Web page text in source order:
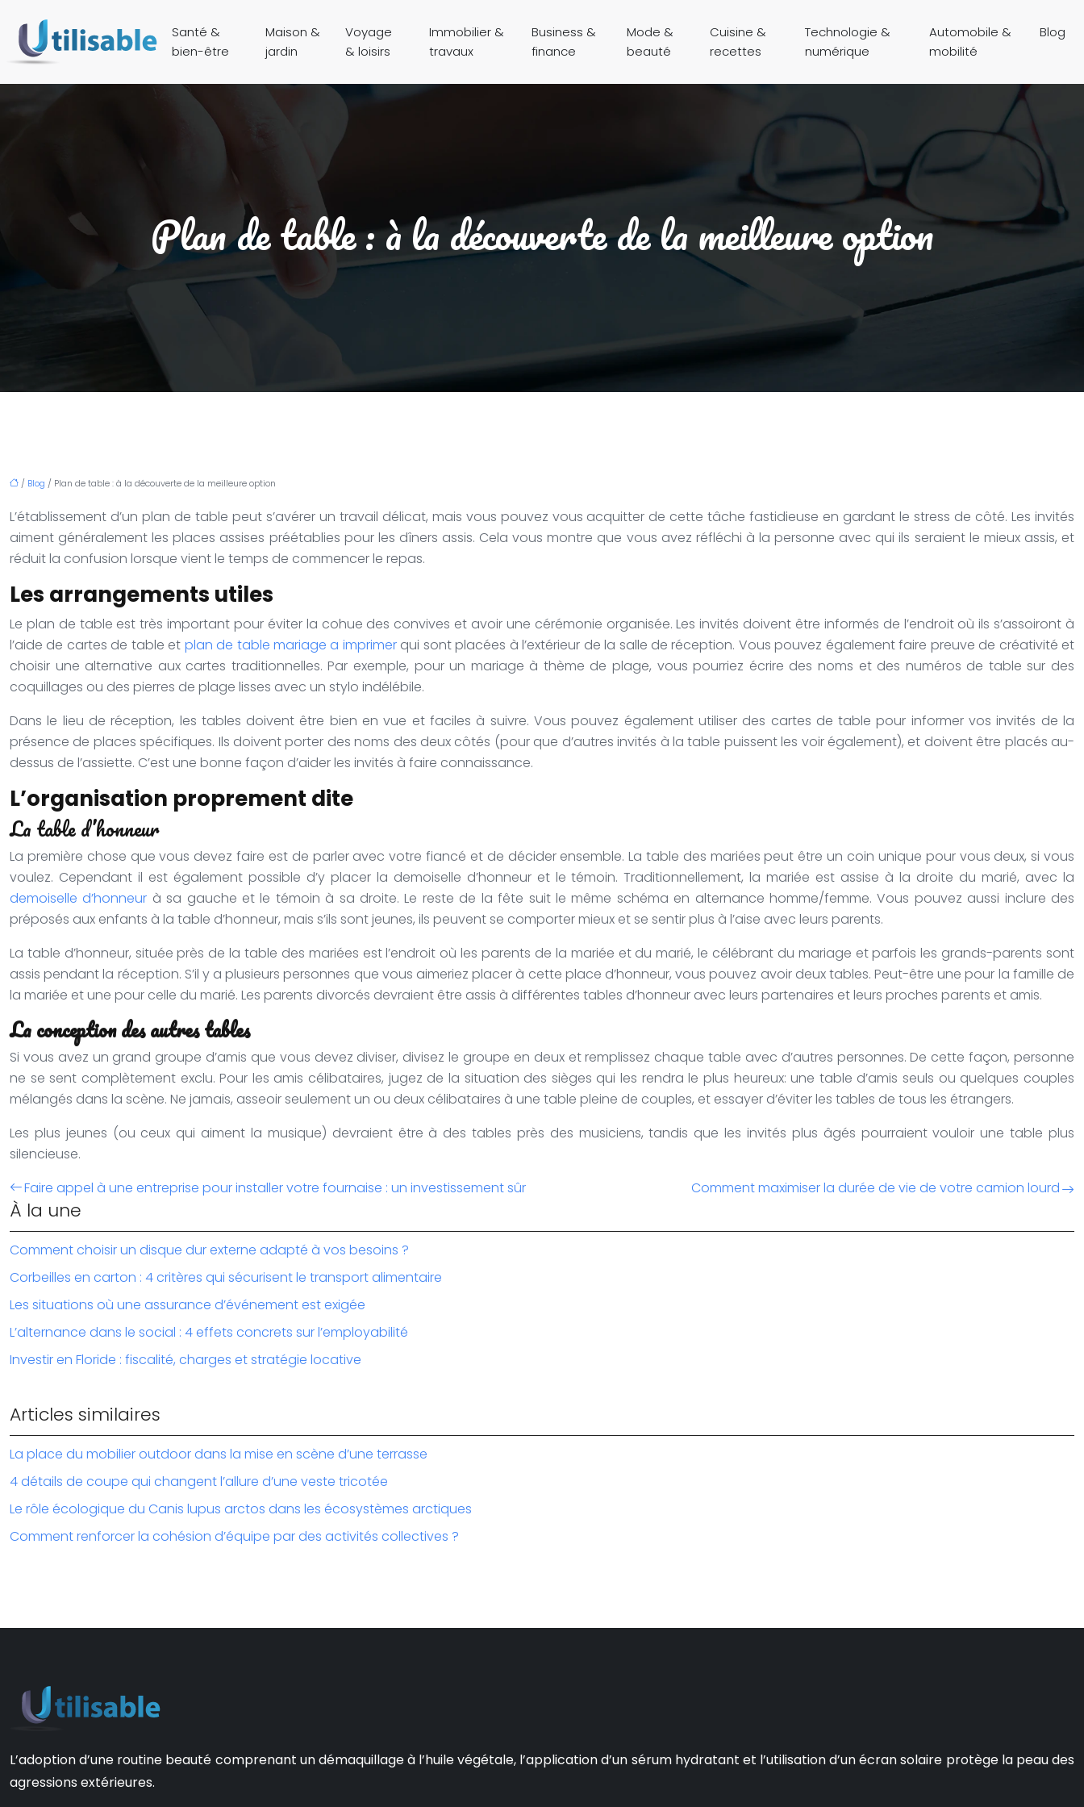
Santé &
bien-être
Maison &
jardin
Voyage
& loisirs
Immobilier &
travaux
Business &
finance
Mode &
beauté
Cuisine &
recettes
Technologie &
numérique
Automobile &
mobilité
Blog
Plan de table : à la découverte de la meilleure option
/ Blog / Plan de table : à la découverte de la meilleure option
L’établissement d’un plan de table peut s’avérer un travail délicat, mais vous pouvez vous acquitter de cette tâche fastidieuse en gardant le stress de côté. Les invités
aiment généralement les places assises préétablies pour les dîners assis. Cela vous montre que vous avez réfléchi à la personne avec qui ils seraient le mieux assis, et
réduit la confusion lorsque vient le temps de commencer le repas.
Les arrangements utiles
Le plan de table est très important pour éviter la cohue des convives et avoir une cérémonie organisée. Les invités doivent être informés de l’endroit où ils s’assoiront à
l’aide de cartes de table et plan de table mariage a imprimerqui sont placées à l’extérieur de la salle de réception. Vous pouvez également faire preuve de créativité et
choisir une alternative aux cartes traditionnelles. Par exemple, pour un mariage à thème de plage, vous pourriez écrire des noms et des numéros de table sur des
coquillages ou des pierres de plage lisses avec un stylo indélébile.
Dans le lieu de réception, les tables doivent être bien en vue et faciles à suivre. Vous pouvez également utiliser des cartes de table pour informer vos invités de la
présence de places spécifiques. Ils doivent porter des noms des deux côtés (pour que d’autres invités à la table puissent les voir également), et doivent être placés au-
dessus de l’assiette. C’est une bonne façon d’aider les invités à faire connaissance.
L’organisation proprement dite
La table d’honneur
La première chose que vous devez faire est de parler avec votre fiancé et de décider ensemble. La table des mariées peut être un coin unique pour vous deux, si vous
voulez. Cependant il est également possible d’y placer la demoiselle d’honneur et le témoin. Traditionnellement, la mariée est assise à la droite du marié, avec la
demoiselle d’honneur à sa gauche et le témoin à sa droite. Le reste de la fête suit le même schéma en alternance homme/femme. Vous pouvez aussi inclure des
préposés aux enfants à la table d’honneur, mais s’ils sont jeunes, ils peuvent se comporter mieux et se sentir plus à l’aise avec leurs parents.
La table d’honneur, située près de la table des mariées est l’endroit où les parents de la mariée et du marié, le célébrant du mariage et parfois les grands-parents sont
assis pendant la réception. S’il y a plusieurs personnes que vous aimeriez placer à cette place d’honneur, vous pouvez avoir deux tables. Peut-être une pour la famille de
la mariée et une pour celle du marié. Les parents divorcés devraient être assis à différentes tables d’honneur avec leurs partenaires et leurs proches parents et amis.
La conception des autres tables
Si vous avez un grand groupe d’amis que vous devez diviser, divisez le groupe en deux et remplissez chaque table avec d’autres personnes. De cette façon, personne
ne se sent complètement exclu. Pour les amis célibataires, jugez de la situation des sièges qui les rendra le plus heureux: une table d’amis seuls ou quelques couples
mélangés dans la scène. Ne jamais, asseoir seulement un ou deux célibataires à une table pleine de couples, et essayer d’éviter les tables de tous les étrangers.
Les plus jeunes (ou ceux qui aiment la musique) devraient être à des tables près des musiciens, tandis que les invités plus âgés pourraient vouloir une table plus
silencieuse.
Faire appel à une entreprise pour installer votre fournaise : un investissement sûr
Comment maximiser la durée de vie de votre camion lourd
À la une
Comment choisir un disque dur externe adapté à vos besoins ?
Corbeilles en carton : 4 critères qui sécurisent le transport alimentaire
Les situations où une assurance d’événement est exigée
L’alternance dans le social : 4 effets concrets sur l’employabilité
Investir en Floride : fiscalité, charges et stratégie locative
Articles similaires
La place du mobilier outdoor dans la mise en scène d’une terrasse
4 détails de coupe qui changent l’allure d’une veste tricotée
Le rôle écologique du Canis lupus arctos dans les écosystèmes arctiques
Comment renforcer la cohésion d’équipe par des activités collectives ?
L’adoption d’une routine beauté comprenant un démaquillage à l’huile végétale, l’application d’un sérum hydratant et l’utilisation d’un écran solaire protège la peau des
agressions extérieures.